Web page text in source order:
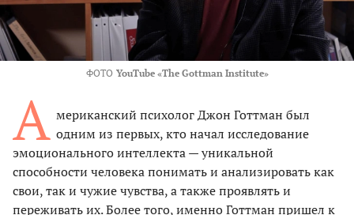
ФОТО YouTube «The Gottman Institute»
А мериканский психолог Джон Готтман был
одним из первых, кто начал исследование
эмоционального интеллекта — уникальной
способности человека понимать и анализировать как
свои, так и чужие чувства, а также проявлять и
переживать их. Более того, именно Готтман пришел к